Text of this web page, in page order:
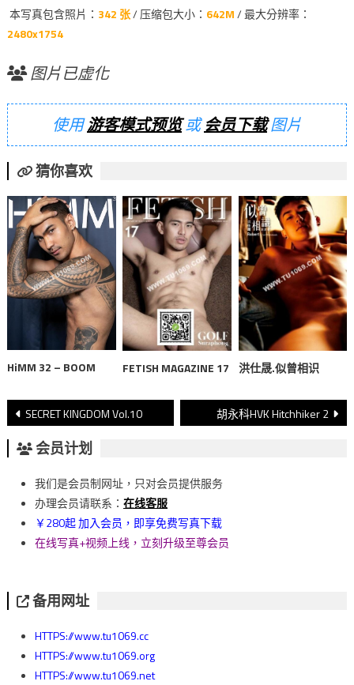
本写真包含照片： 342 张/ 压缩包大小： 642M/ 最大分辨率：
2480x1754
图片已虚化
使用游客模式预览或会员下载图片
猜你喜欢
HiMM 32 – BOOM FETISH MAGAZINE 17 洪仕晟.似曾相识
文
章
導
覽
SECRET KINGDOM Vol.10 胡永科HVK Hitchhiker 2
会员计划
我们是会员制网址，只对会员提供服务
办理会员请联系： 在线客服
￥280起 加入会员，即享免费写真下载
在线写真+视频上线，立刻升级至尊会员
备用网址
HTTPS://www.tu1069.cc
HTTPS://www.tu1069.org
HTTPS://www.tu1069.net